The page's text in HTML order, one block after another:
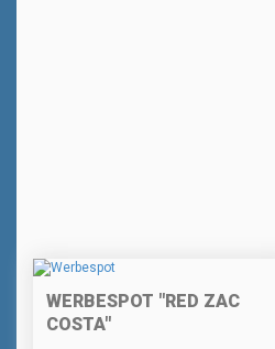
WERBESPOT "RED ZAC
COSTA"